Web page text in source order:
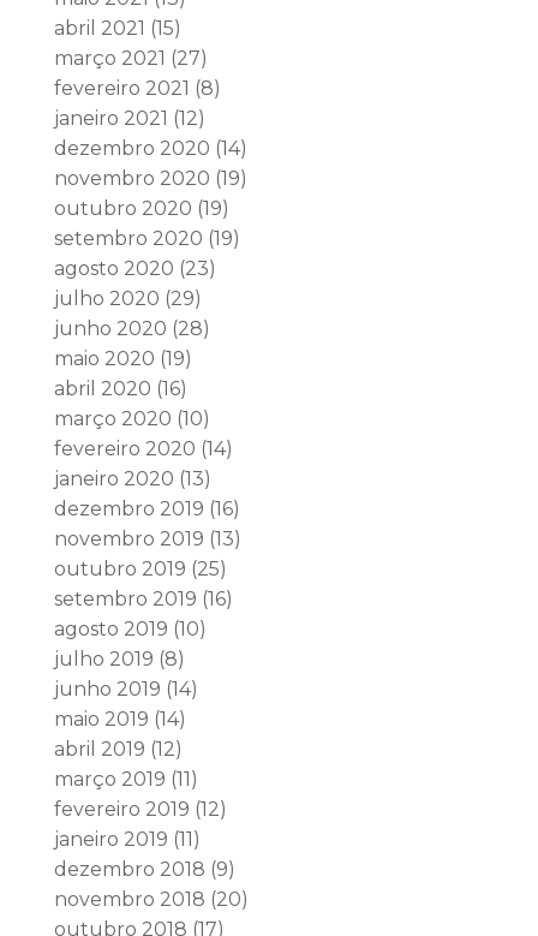
abril 2021 (15)
março 2021 (27)
fevereiro 2021 (8)
janeiro 2021 (12)
dezembro 2020 (14)
novembro 2020 (19)
outubro 2020 (19)
setembro 2020 (19)
agosto 2020 (23)
julho 2020 (29)
junho 2020 (28)
maio 2020 (19)
abril 2020 (16)
março 2020 (10)
fevereiro 2020 (14)
janeiro 2020 (13)
dezembro 2019 (16)
novembro 2019 (13)
outubro 2019 (25)
setembro 2019 (16)
agosto 2019 (10)
julho 2019 (8)
junho 2019 (14)
maio 2019 (14)
abril 2019 (12)
março 2019 (11)
fevereiro 2019 (12)
janeiro 2019 (11)
dezembro 2018 (9)
novembro 2018 (20)
outubro 2018 (17)